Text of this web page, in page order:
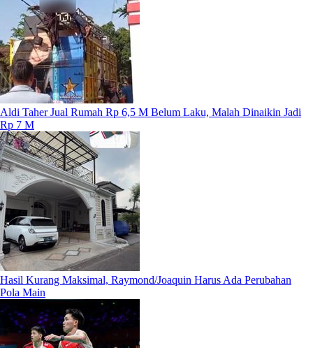
Aldi Taher Jual Rumah Rp 6,5 M Belum Laku, Malah Dinaikin Jadi
Rp 7 M
Hasil Kurang Maksimal, Raymond/Joaquin Harus Ada Perubahan
Pola Main